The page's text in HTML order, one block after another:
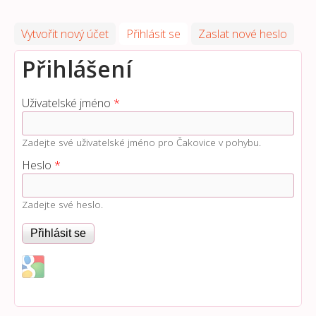
Vytvořit nový účet Přihlásit se (aktivní záložka)
Zaslat nové heslo
Přihlášení
Uživatelské jméno *
Zadejte své uživatelské jméno pro Čakovice v pohybu.
Heslo *
Zadejte své heslo.
Login with Google